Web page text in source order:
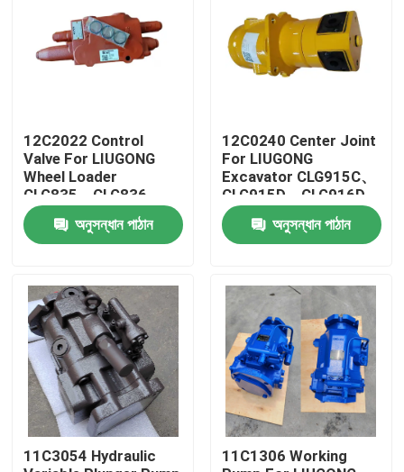
বাড়ি
পণ্য
ভিডিও
12C2022 Control
Valve For LIUGONG
Wheel Loader
CLG835、CLG836、
ZL30CN、ZL30E
CLG842、ZL40B
CLG850H、CLG855H
অনুসন্ধান পাঠান
12C0240 Center Joint
For LIUGONG
Excavator CLG915C、
CLG915D、CLG916D
CLG920D、CLG920E
CLG922Dঅনুসন্ধান পাঠান
11C3054 Hydraulic
11C1306 Working